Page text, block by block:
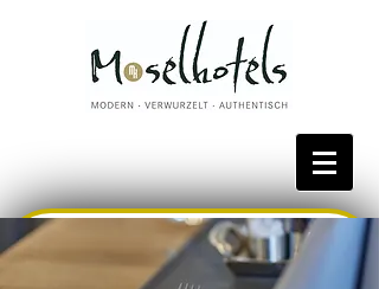
Bestpreis reservieren